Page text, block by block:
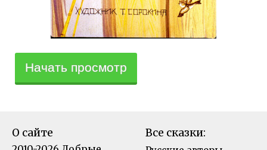
Начать просмотр
О сайте Все сказки: